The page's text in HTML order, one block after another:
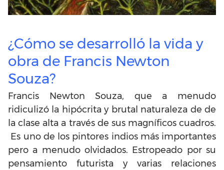
¿Cómo se desarrolló la vida y
obra de Francis Newton
Souza?
Francis Newton Souza, que a menudo
ridiculizó la hipócrita y brutal naturaleza de de
la clase alta a través de sus magníficos cuadros.
Es uno de los pintores indios más importantes
pero a menudo olvidados. Estropeado por su
pensamiento futurista y varias relaciones